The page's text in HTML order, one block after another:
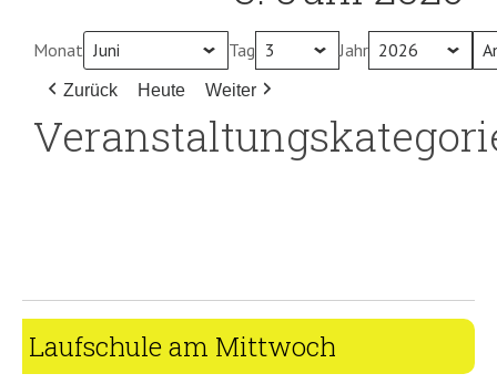
Monat Tag Jahr
Zurück Heute Weiter
Laufschule
am
Mittwoch
Laufschule am Mittwoch